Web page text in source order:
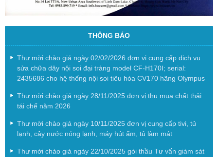
THÔNG BÁO
Thư mời chào giá ngày 02/02/2026 đơn vị cung cấp dịch vụ
sửa chữa dây nội soi đại tràng model CF-H170I; serial:
2435686 cho hệ thống nội soi tiêu hóa CV170 hãng Olympus
Thư mời chào giá ngày 28/11/2025 đơn vị thu mua chất thải
tái chế năm 2026
Thư mời chào giá ngày 10/11/2025 đơn vị cung cấp tivi, tủ
lạnh, cây nước nóng lạnh, máy hút ẩm, tủ làm mát
Thư mời chào giá ngày 22/10/2025 gói thầu Tư vấn giám sát